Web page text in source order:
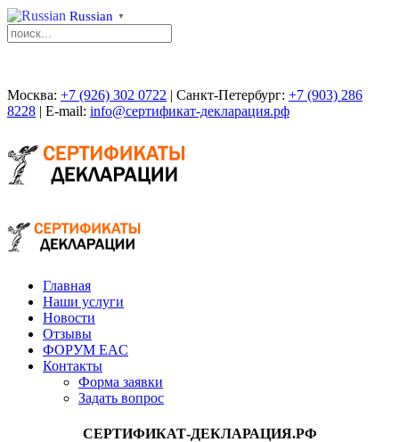
Russian ▼
Москва: +7 (926) 302 0722 | Санкт-Петербург: +7 (903) 286
8228 | E-mail: info@сертификат-декларация.рф
Главная
Наши услуги
Новости
Отзывы
ФОРУМ EAC
Контакты
Форма заявки
Задать вопрос
СЕРТИФИКАТ-ДЕКЛАРАЦИЯ.РФ